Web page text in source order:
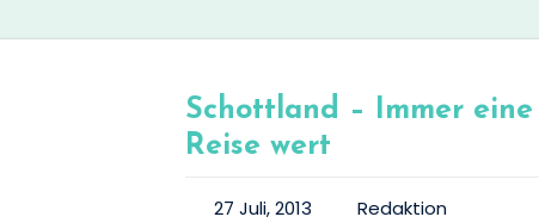
Schottland – Immer eine
Reise wert
27 Juli, 2013
Redaktion